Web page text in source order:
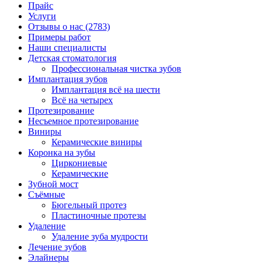
Прайс
Услуги
Отзывы о нас (2783)
Примеры работ
Наши специалисты
Детская стоматология
Профессиональная чистка зубов
Имплантация зубов
Имплантация всё на шести
Всё на четырех
Протезирование
Несъемное протезирование
Виниры
Керамические виниры
Коронка на зубы
Циркониевые
Керамические
Зубной мост
Съёмные
Бюгельный протез
Пластиночные протезы
Удаление
Удаление зуба мудрости
Лечение зубов
Элайнеры